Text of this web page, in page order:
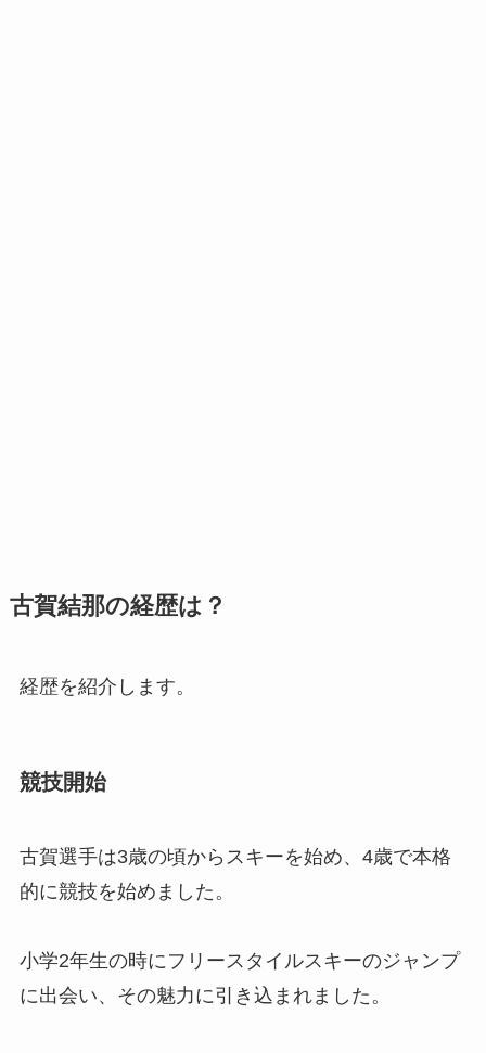
古賀結那の経歴は？
経歴を紹介します。
競技開始
古賀選手は3歳の頃からスキーを始め、4歳で本格
的に競技を始めました。
小学2年生の時にフリースタイルスキーのジャンプ
に出会い、その魅力に引き込まれました。